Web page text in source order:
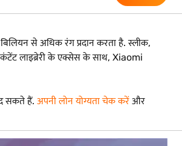
से अधिक रंग प्रदान करता है. स्लीक,
लाइब्रेरी के एक्सेस के साथ, Xiaomi
सकते हैं. अपनी लोन योग्यता चेक करें और